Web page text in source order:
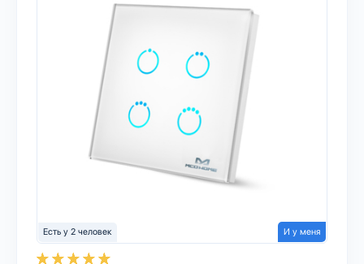
Есть у 2 человек И у меня